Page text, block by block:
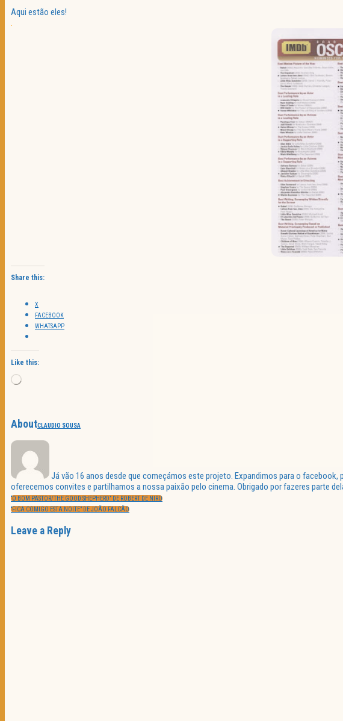
Aqui estão eles!
.
Share this:
X
FACEBOOK
WHATSAPP
Like this:
Loading…
AboutCLAUDIO SOUSA
Já vão 16 anos desde que começámos este projeto. Expandimos para o
oferecemos convites e partilhamos a nossa paixão pelo cinema. Obrigado por fazeres parte
Navegação
de
artigos
PREVIOUS
POST:
“O BOM PASTOR/THE GOOD SHEPHERD” DE ROBERT DE NIRO
NEXT
POST:
“FICA COMIGO ESTA NOITE” DE JOÃO FALCÃO
Leave a Reply